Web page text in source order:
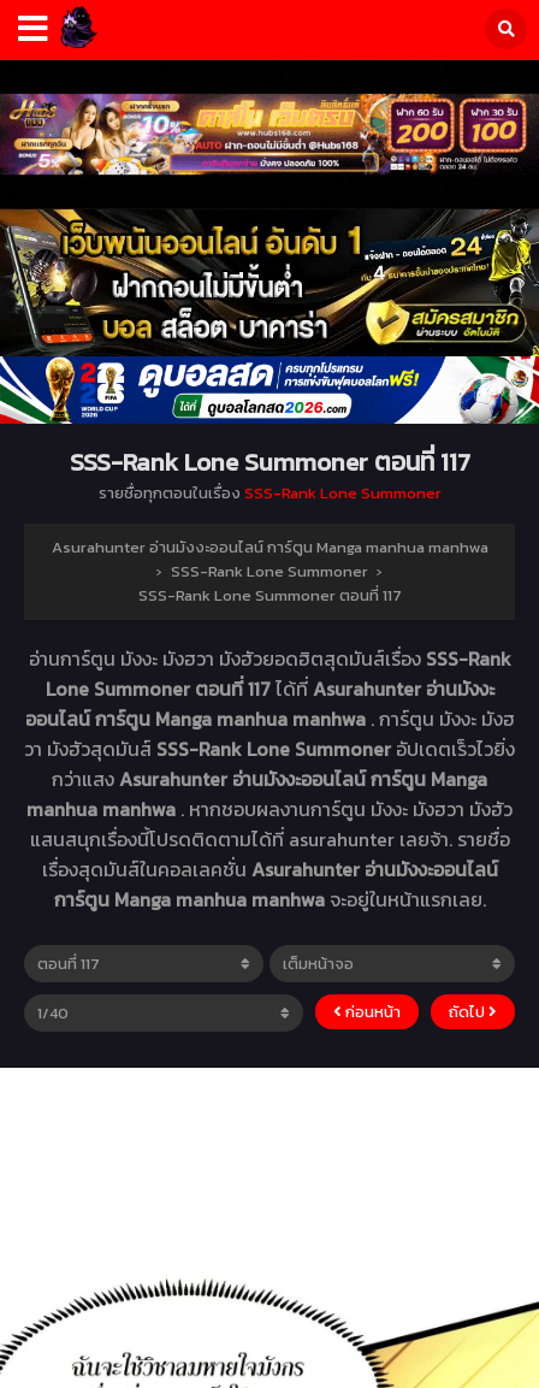
SSS-Rank Lone Summoner ตอนที่ 117
รายชื่อทุกตอนในเรื่อง SSS-Rank Lone Summoner
Asurahunter อ่านมังงะออนไลน์ การ์ตูน Manga manhua manhwa
› SSS-Rank Lone Summoner ›
SSS-Rank Lone Summoner ตอนที่ 117
อ่านการ์ตูน มังงะ มังฮวา มังฮัวยอดฮิตสุดมันส์เรื่อง SSS-Rank
Lone Summoner ตอนที่ 117ได้ที่Asurahunter อ่านมังงะ
ออนไลน์ การ์ตูน Manga manhua manhwa . การ์ตูน มังงะ มังฮ
วา มังฮัวสุดมันส์ SSS-Rank Lone Summoner อัปเดตเร็วไวยิ่ง
กว่าแสงAsurahunter อ่านมังงะออนไลน์ การ์ตูน Manga
manhua manhwa . หากชอบผลงานการ์ตูน มังงะ มังฮวา มังฮัว
แสนสนุกเรื่องนี้โปรดติดตามได้ที่ asurahunter เลยจ้า. รายชื่อ
เรื่องสุดมันส์ในคอลเลคชั่น Asurahunter อ่านมังงะออนไลน์
การ์ตูน Manga manhua manhwa จะอยู่ในหน้าแรกเลย.
ก่อนหน้า ถัดไป